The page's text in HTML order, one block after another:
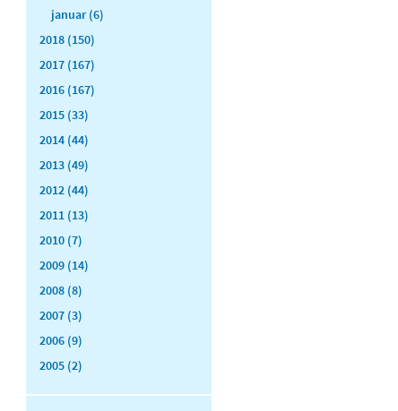
januar (6)
2018 (150)
2017 (167)
2016 (167)
2015 (33)
2014 (44)
2013 (49)
2012 (44)
2011 (13)
2010 (7)
2009 (14)
2008 (8)
2007 (3)
2006 (9)
2005 (2)